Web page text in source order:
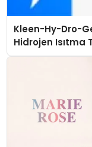
Kleen-Hy-Dro-
Hidrojen Isıtma
Düzenleyici